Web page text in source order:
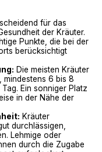
für das
der Kräuter.
Punkte, die bei der
berücksichtigt
Die meisten Kräuter
mindestens 6 bis 8
Ein sonniger Platz
in der Nähe der
Kräuter
durchlässigen,
Lehmige oder
durch die Zugabe